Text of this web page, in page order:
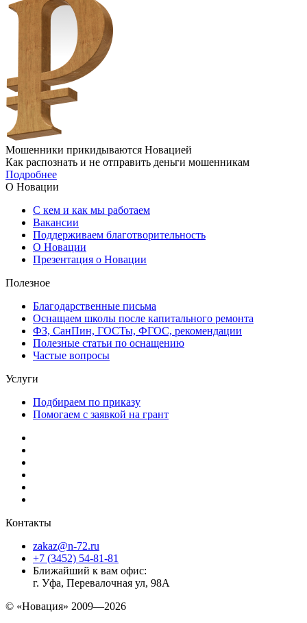
Мошенники прикидываются Новацией
Как распознать и не отправить деньги мошенникам
Подробнее
О Новации
С кем и как мы работаем
Вакансии
Поддерживаем благотворительность
О Новации
Презентация о Новации
Полезное
Благодарственные письма
Оснащаем школы после капитального ремонта
ФЗ, СанПин, ГОСТы, ФГОС, рекомендации
Полезные статьи по оснащению
Частые вопросы
Услуги
Подбираем по приказу
Помогаем с заявкой на грант
Контакты
zakaz@n-72.ru
+7 (3452) 54-81-81
Ближайший к вам офис:
г. Уфа, Перевалочная ул, 98А
© «Новация» 2009—2026